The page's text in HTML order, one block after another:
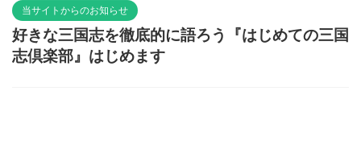
当サイトからのお知らせ
好きな三国志を徹底的に語ろう『はじめての三国
志倶楽部』はじめます